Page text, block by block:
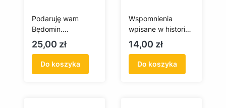
Podaruję wam
Będomin.
Wspomnienia z
Prus Zachodnich
Cena
25,00 zł
Do koszyka
Wspomnienia
wpisane w historię
małej Ojczyzny –
Kaszub
Cena
14,00 zł
Do koszyka